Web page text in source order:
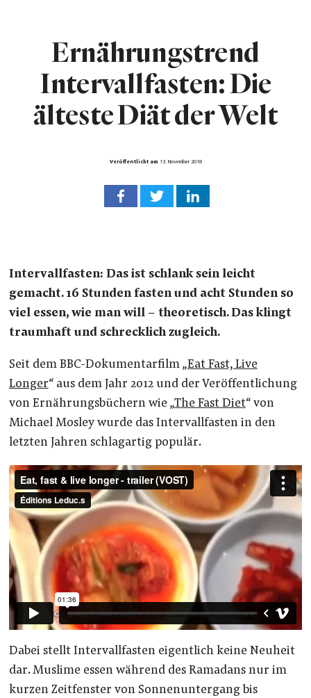
Ernährungstrend
Intervallfasten: Die
älteste Diät der Welt
Veröffentlicht am 13. November 2018
Intervallfasten: Das ist schlank sein leicht
gemacht. 16 Stunden fasten und acht Stunden so
viel essen, wie man will – theoretisch. Das klingt
traumhaft und schrecklich zugleich.
Seit dem BBC-Dokumentarfilm „Eat Fast, Live
Longer“ aus dem Jahr 2012 und der Veröffentlichung
von Ernährungsbüchern wie „The Fast Diet“ von
Michael Mosley wurde das Intervallfasten in den
letzten Jahren schlagartig populär.
Dabei stellt Intervallfasten eigentlich keine Neuheit
dar. Muslime essen während des Ramadans nur im
kurzen Zeitfenster von Sonnenuntergang bis